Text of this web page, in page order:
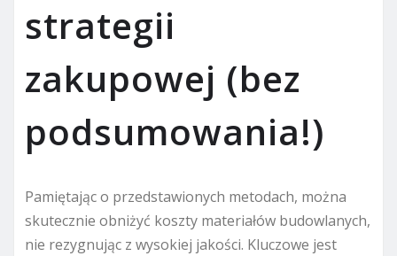
strategii
zakupowej (bez
podsumowania!)
Pamiętając o przedstawionych metodach, można
skutecznie obniżyć koszty materiałów budowlanych,
nie rezygnując z wysokiej jakości. Kluczowe jest